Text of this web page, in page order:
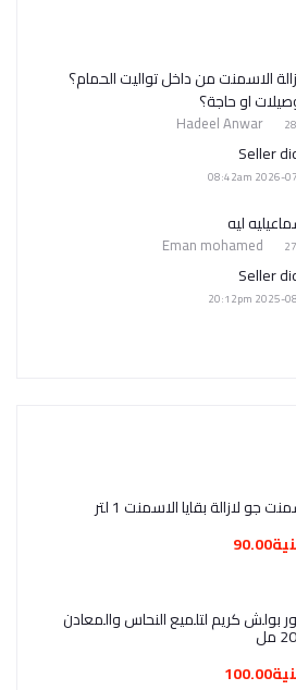
الاسمنت من داخل تواليت الحمام؟
او حاجة؟
Hadeel Anwar
Seller
ليه
Eman mohamed
Seller
جو لازالة بقايا الاسمنت 1 لتر
بولش كريم لتلميع النحاس والمعادن
مل